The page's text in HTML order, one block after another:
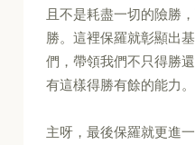
且不是耗盡一切的險勝
勝。這裡保羅就彰顯出
們，帶領我們不只得勝
有這樣得勝有餘的能力。
主呀，最後保羅就更進